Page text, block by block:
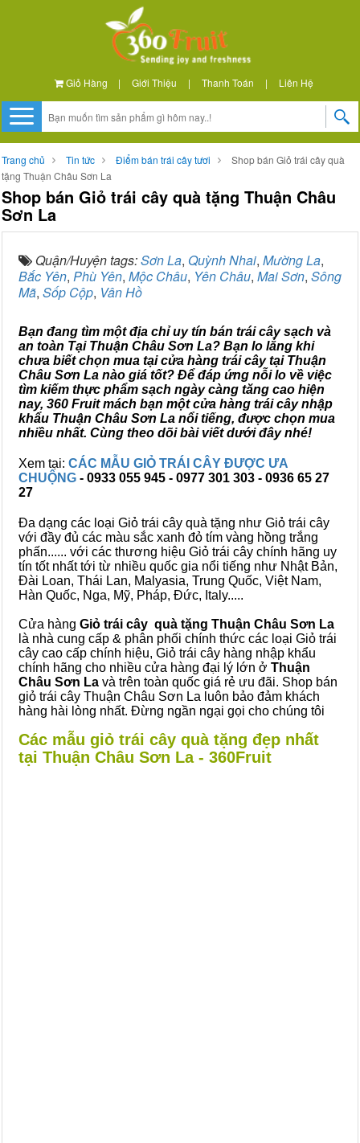
Giỏ Hàng | Giới Thiệu | Thanh Toán | Liên Hệ
Trang chủ Tin tức Điểm bán trái cây tươi
Shop bán Giỏ trái cây quà
tặng Thuận Châu Sơn La
Shop bán Giỏ trái cây quà tặng Thuận Châu
Sơn La
Quận/Huyện tags:Sơn La, Quỳnh Nhai, Mường La,
Bắc Yên, Phù Yên, Mộc Châu, Yên Châu, Mai Sơn, Sông
Mã, Sốp Cộp, Vân Hồ
Bạn đang tìm một địa chỉ uy tín bán trái cây sạch và
an toàn Tại Thuận Châu Sơn La? Bạn lo lắng khi
chưa biết chọn mua tại cửa hàng trái cây tại Thuận
Châu Sơn La nào giá tốt? Để đáp ứng nỗi lo về việc
tìm kiếm thực phẩm sạch ngày càng tăng cao hiện
nay, 360 Fruit mách bạn một cửa hàng trái cây nhập
khẩu Thuận Châu Sơn La nổi tiếng, được chọn mua
nhiều nhất. Cùng theo dõi bài viết dưới đây nhé!
Xem tại: CÁC MẪU GIỎ TRÁI CÂY ĐƯỢC ƯA
CHUỘNG - 0933 055 945 - 0977 301 303 - 0936 65 27
27
Đa dạng các loại Giỏ trái cây quà tặng như Giỏ trái cây
với đầy đủ các màu sắc xanh đỏ tím vàng hồng trắng
phấn...... với các thương hiệu Giỏ trái cây chính hãng uy
tín tốt nhất tới từ nhiều quốc gia nổi tiếng như Nhật Bản,
Đài Loan, Thái Lan, Malyasia, Trung Quốc, Việt Nam,
Hàn Quốc, Nga, Mỹ, Pháp, Đức, Italy.....
Cửa hàng Giỏ trái cây quà tặng Thuận Châu Sơn La
là nhà cung cấp & phân phối chính thức các loại Giỏ trái
cây cao cấp chính hiệu, Giỏ trái cây hàng nhập khẩu
chính hãng cho nhiều cửa hàng đại lý lớn ở Thuận
Châu Sơn La và trên toàn quốc giá rẻ ưu đãi. Shop bán
giỏ trái cây Thuận Châu Sơn La luôn bảo đảm khách
hàng hài lòng nhất. Đừng ngần ngại gọi cho chúng tôi
Các mẫu giỏ trái cây quà tặng đẹp nhất
tại Thuận Châu Sơn La - 360Fruit